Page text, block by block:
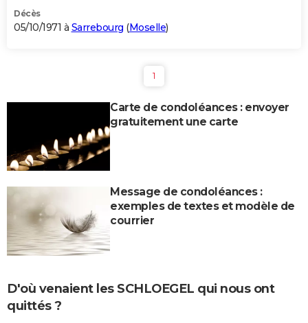
Décès
05/10/1971 à Sarrebourg (Moselle)
1
Carte de condoléances : envoyer
gratuitement une carte
Message de condoléances :
exemples de textes et modèle de
courrier
D'où venaient les SCHLOEGEL qui nous ont
quittés ?